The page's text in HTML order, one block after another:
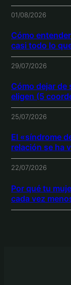
01/08/2026
Cómo
casi todo lo
29/07/2026
Cómo dejar de
eligen (5
25/07/2026
El «síndrome
relación se ha
22/07/2026
Por qué tu
cada vez